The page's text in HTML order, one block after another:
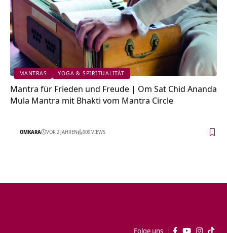
MANTRAS YOGA & SPIRITUALITÄT
Mantra für Frieden und Freude | Om Sat Chid Ananda
Mula Mantra mit Bhakti vom Mantra Circle
OMKARA VOR 2 JAHREN 909 VIEWS
Folge uns